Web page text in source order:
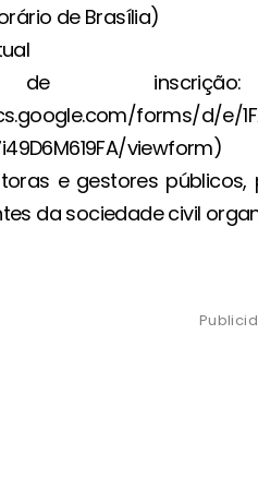
de Brasília)
inscrição:
forms/d/e/
viewform)
e gestores
da sociedade civil